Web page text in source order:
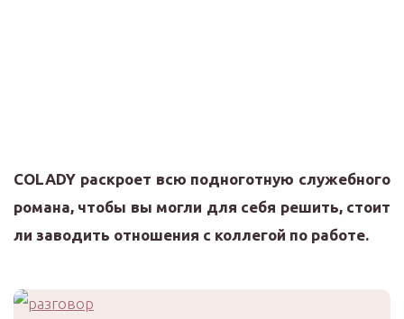
COLADY раскроет всю подноготную служебного
романа, чтобы вы могли для себя решить, стоит
ли заводить отношения с коллегой по работе.